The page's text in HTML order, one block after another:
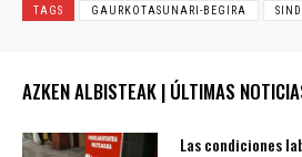
TAGS GAURKOTASUNARI-BEGIRA
AZKEN ALBISTEAK | ÚLTIMAS
Las condiciones